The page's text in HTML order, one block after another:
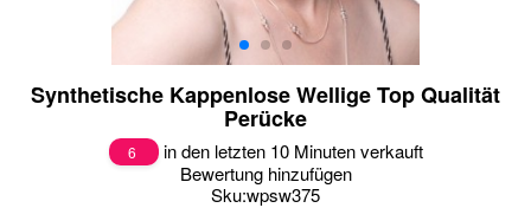
Synthetische Kappenlose Wellige Top Qualität
Perücke
6
in den letzten 10 Minuten verkauft
Bewertung hinzufügen
Sku:wpsw375